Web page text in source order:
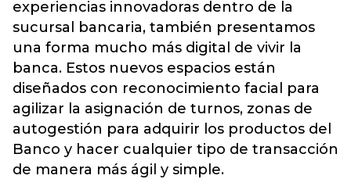
experiencias innovadoras dentro de la
sucursal bancaria, también presentamos
una forma mucho más digital de vivir la
banca. Estos nuevos espacios están
diseñados con reconocimiento facial para
agilizar la asignación de turnos, zonas de
autogestión para adquirir los productos del
Banco y hacer cualquier tipo de transacción
de manera más ágil y simple.